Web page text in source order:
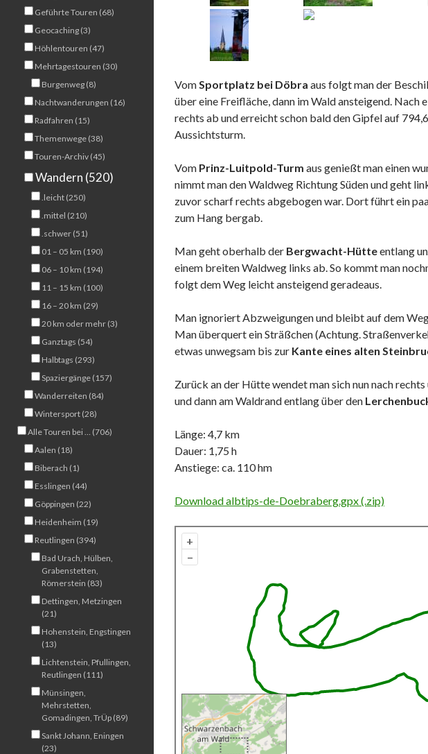
VomSportplatz bei Döbra aus folgt man der
über eine Freifläche, dann im Wald ansteigend.
rechts ab und erreicht schon bald den Gipfel auf 794,6
Aussichtsturm.
Vom Prinz-Luitpold-Turm aus genießt man einen
nimmt man den Waldweg Richtung Süden und geht
zuvor scharf rechts abgebogen war. Dort führt ein
zum Hang bergab.
Man geht oberhalb der Bergwacht-Hütteentlang
einem breiten Waldweg links ab. So kommt man
folgt dem Weg leicht ansteigend geradeaus.
Man ignoriert Abzweigungen und bleibt auf dem
Man überquert ein Sträßchen (Achtung.
etwas unwegsam bis zur Kante eines alten
Zurück an der Hütte wendet man sich nun nach
und dann am Waldrand entlang über den
Länge: 4,7 km
Dauer: 1,75 h
Anstiege: ca. 110 hm
Download albtips-de-Doebraberg.gpx (.zip)
+
–
Geführte Touren (68)
Geocaching (3)
Höhlentouren (47)
Mehrtagestouren (30)
Burgenweg (8)
Nachtwanderungen (16)
Radfahren (15)
Themenwege (38)
Touren-Archiv (45)
Wandern (520)
.leicht (250)
.mittel (210)
.schwer (51)
01 – 05 km (190)
06 – 10 km (194)
11 – 15 km (100)
16 – 20 km (29)
20 km oder mehr (3)
Ganztags (54)
Halbtags (293)
Spaziergänge (157)
Wanderreiten (84)
Wintersport (28)
Alle Touren bei … (706)
Aalen (18)
Biberach (1)
Esslingen (44)
Göppingen (22)
Heidenheim (19)
Reutlingen (394)
Bad Urach, Hülben,
Grabenstetten,
Römerstein (83)
Dettingen, Metzingen
(21)
Hohenstein, Engstingen
(13)
Lichtenstein, Pfullingen,
Reutlingen (111)
Münsingen,
Mehrstetten,
Gomadingen, TrÜp (89)
Sankt Johann, Eningen
(23)